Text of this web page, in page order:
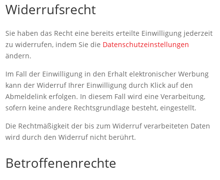
Widerrufsrecht
Sie haben das Recht eine bereits erteilte Einwilligung jederzeit
zu widerrufen, indem Sie die Datenschutzeinstellungen
ändern.
Im Fall der Einwilligung in den Erhalt elektronischer Werbung
kann der Widerruf Ihrer Einwilligung durch Klick auf den
Abmeldelink erfolgen. In diesem Fall wird eine Verarbeitung,
sofern keine andere Rechtsgrundlage besteht, eingestellt.
Die Rechtmäßigkeit der bis zum Widerruf verarbeiteten Daten
wird durch den Widerruf nicht berührt.
Betroffenenrechte